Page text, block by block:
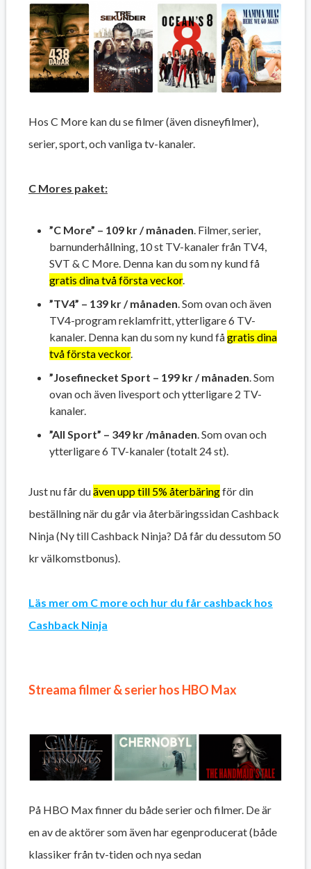
Hos C More kan du se filmer (även disneyfilmer),
serier, sport, och vanliga tv-kanaler.
C Mores paket:
”C More” – 109 kr / månaden. Filmer, serier,
barnunderhållning, 10 st TV-kanaler från TV4,
SVT & C More. Denna kan du som ny kund få
gratis dina två första veckor.
”TV4” – 139 kr / månaden. Som ovan och även
TV4-program reklamfritt, ytterligare 6 TV-
kanaler. Denna kan du som ny kund fågratis dina
två första veckor.
”Josefinecket Sport – 199 kr / månaden. Som
ovan och även livesport och ytterligare 2 TV-
kanaler.
”All Sport” – 349 kr /månaden. Som ovan och
ytterligare 6 TV-kanaler (totalt 24 st).
Just nu får duäven upp till 5% återbäringför din
beställning när du går via återbäringssidan Cashback
Ninja (Ny till Cashback Ninja? Då får du dessutom 50
kr välkomstbonus).
Läs mer om C more och hur du får cashback hos
Cashback Ninja
Streama filmer & serier hos HBO Max
På HBO Max finner du både serier och filmer. De är
en av de aktörer som även har egenproducerat (både
klassiker från tv-tiden och nya sedan